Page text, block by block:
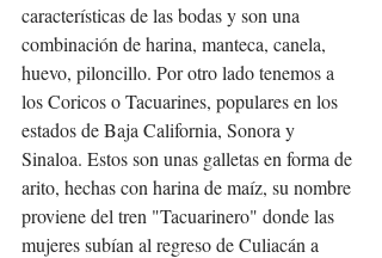
características de las bodas y son una
combinación de harina, manteca, canela,
huevo, piloncillo. Por otro lado tenemos a
los Coricos o Tacuarines, populares en los
estados de Baja California, Sonora y
Sinaloa. Estos son unas galletas en forma de
arito, hechas con harina de maíz, su nombre
proviene del tren "Tacuarinero" donde las
mujeres subían al regreso de Culiacán a